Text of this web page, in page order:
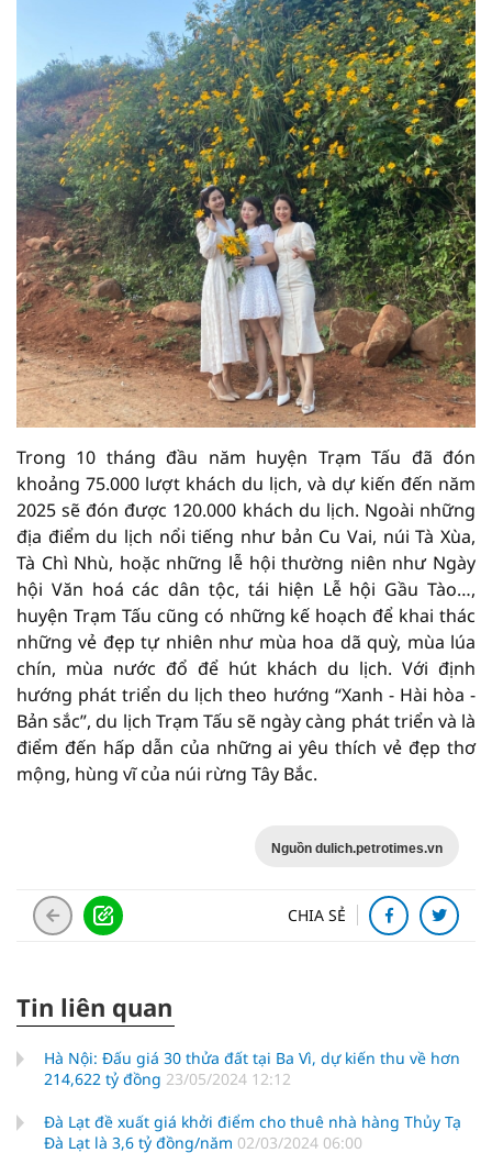
Trong 10 tháng đầu năm huyện Trạm Tấu đã đón
khoảng 75.000 lượt khách du lịch, và dự kiến đến năm
2025 sẽ đón được 120.000 khách du lịch. Ngoài những
địa điểm du lịch nổi tiếng như bản Cu Vai, núi Tà Xùa,
Tà Chì Nhù, hoặc những lễ hội thường niên như Ngày
hội Văn hoá các dân tộc, tái hiện Lễ hội Gầu Tào…,
huyện Trạm Tấu cũng có những kế hoạch để khai thác
những vẻ đẹp tự nhiên như mùa hoa dã quỳ, mùa lúa
chín, mùa nước đổ để hút khách du lịch. Với định
hướng phát triển du lịch theo hướng “Xanh - Hài hòa -
Bản sắc”, du lịch Trạm Tấu sẽ ngày càng phát triển và là
điểm đến hấp dẫn của những ai yêu thích vẻ đẹp thơ
mộng, hùng vĩ của núi rừng Tây Bắc.
Nguồn dulich.petrotimes.vn
CHIA SẺ
Tin liên quan
Hà Nội: Đấu giá 30 thửa đất tại Ba Vì, dự kiến thu về hơn
214,622 tỷ đồng 23/05/2024 12:12
Đà Lạt đề xuất giá khởi điểm cho thuê nhà hàng Thủy Tạ
Đà Lạt là 3,6 tỷ đồng/năm 02/03/2024 06:00